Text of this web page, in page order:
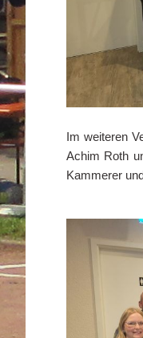
Im weiteren
Achim Roth
Kammerer